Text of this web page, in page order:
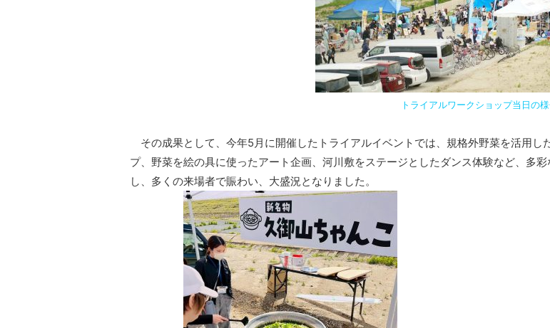
トライアルワークショップ当日の
その成果として、今年5月に開催したトライアルイベントでは、規格外野菜を活用し
プ、野菜を絵の具に使ったアート企画、河川敷をステージとしたダンス体験など、多
し、多くの来場者で賑わい、大盛況となりました。